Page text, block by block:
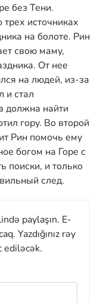
без Тени.
источниках
на болоте. Рин
свою маму,
От нее
на людей, из-за
и стал
должна найти
гору. Во второй
Рин помочь ему
богом на Горе с
поиски, и только
след.
paylaşın. E-
Yazdığınız rəy
ediləcək.